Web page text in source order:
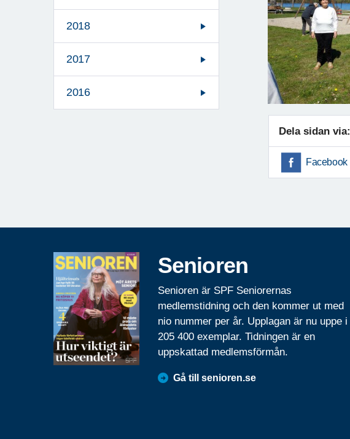
2018
2017
2016
Dela sidan via:
Facebook
Senioren
Senioren är SPF Seniorernas
medlemstidning och den kommer ut med
nio nummer per år. Upplagan är nu uppe i
205 400 exemplar. Tidningen är en
uppskattad medlemsförmån.
Gå till senioren.se